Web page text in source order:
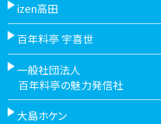
izen高田
百年料亭 宇喜世
一般社団法人
百年料亭の魅力発信社
大島ホケン